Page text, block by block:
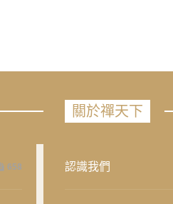
658
關於禪天下
認識我們